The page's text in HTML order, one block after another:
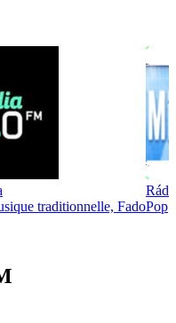
traditionnelle, FadoPop